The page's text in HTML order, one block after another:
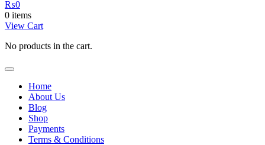
₨0
0 items
View Cart
No products in the cart.
Home
About Us
Blog
Shop
Payments
Terms & Conditions